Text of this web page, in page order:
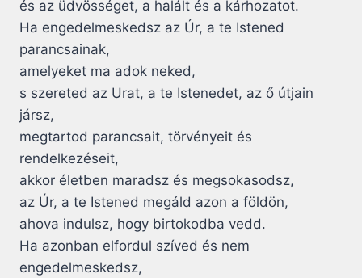
és az üdvösséget, a halált és a kárhozatot.
Ha engedelmeskedsz az Úr, a te Istened
parancsainak,
amelyeket ma adok neked,
s szereted az Urat, a te Istenedet, az ő útjain
jársz,
megtartod parancsait, törvényeit és
rendelkezéseit,
akkor életben maradsz és megsokasodsz,
az Úr, a te Istened megáld azon a földön,
ahova indulsz, hogy birtokodba vedd.
Ha azonban elfordul szíved és nem
engedelmeskedsz,